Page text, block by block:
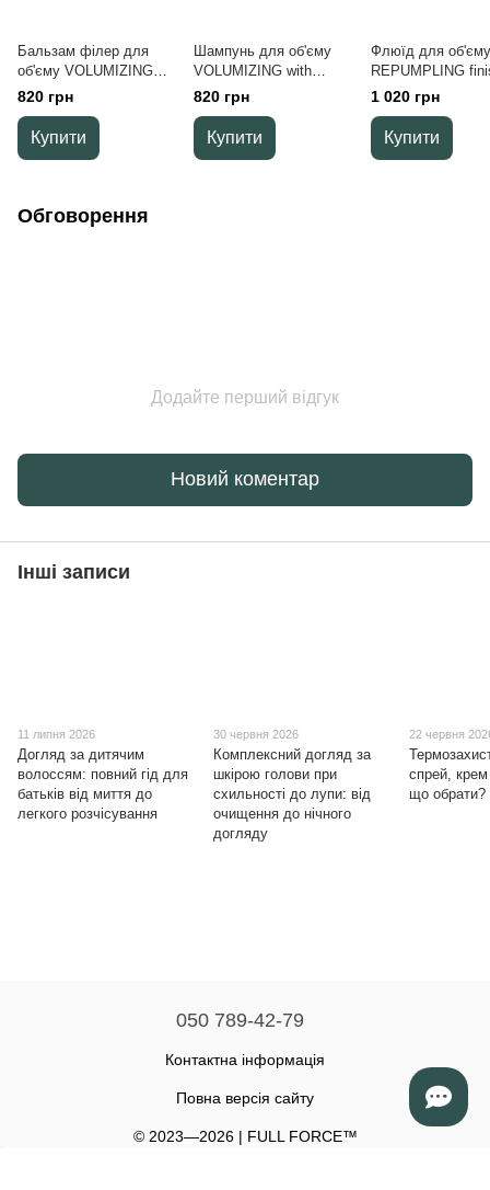
Бальзам філер для
об'єму VOLUMIZING
filler hyaluronic hair
balm, 250 ml
820 грн
Купити
Шампунь для об'єму
VOLUMIZING with
hyaluronic hair shampoo,
250 ml
820 грн
Купити
Флюїд для об'єму
REPUMPLING
styling volumе
1 020 грн
Купити
Обговорення
Додайте перший відгук
Новий коментар
Інші записи
11 липня 2026
Догляд за дитячим
волоссям: повний гід для
батьків від миття до
легкого розчісування
30 червня 2026
Комплексний догляд за
шкірою голови при
схильності до лупи: від
очищення до нічного
догляду
22 червня
спрей,
що обрати?
050 789-42-79
Контактна інформація
Повна версія сайту
© 2023—2026 | FULL FORCE™